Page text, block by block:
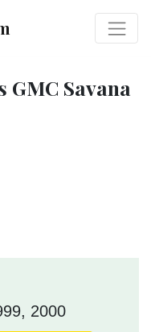
Savana
2000